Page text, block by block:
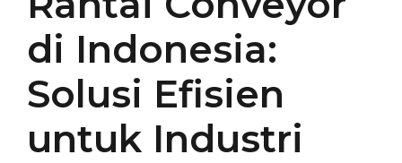
di Indonesia:
Solusi Efisien
untuk Industri